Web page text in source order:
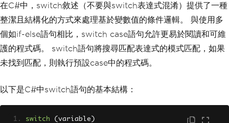
在C#中，switch敘述（不要與switch表達式混淆）提供了一種
整潔且結構化的方式來處理基於變數值的條件邏輯。 與使用多
個如if-else語句相比，switch case語句允許更易於閱讀和可維
護的程式碼。 switch語句將搜尋匹配表達式的模式匹配，如果
未找到匹配，則執行預設case中的程式碼。
以下是C#中switch語句的基本結構：
switch ( variable )